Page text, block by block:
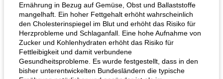
Ernährung in Bezug auf Gemüse, Obst und Ballaststoffe
mangelhaft. Ein hoher Fettgehalt erhöht wahrscheinlich
den Cholesterinspiegel im Blut und erhöht das Risiko für
Herzprobleme und Schlaganfall. Eine hohe Aufnahme von
Zucker und Kohlenhydraten erhöht das Risiko für
Fettleibigkeit und damit verbundene
Gesundheitsprobleme. Es wurde festgestellt, dass in den
bisher unterentwickelten Bundesländern die typische